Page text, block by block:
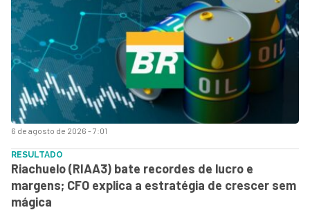
6 de agosto de 2026 - 7:01
RESULTADO
Riachuelo (RIAA3) bate recordes de lucro e
margens; CFO explica a estratégia de crescer sem
mágica